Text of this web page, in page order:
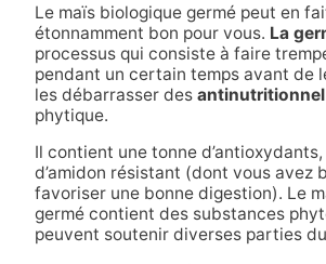
Le maïs biologique germé peut en
étonnamment bon pour vous. La
processus qui consiste à faire
pendant un certain temps avant de
les débarrasser des antinutritionnel
phytique.
Il contient une tonne
d’amidon résistant (dont vous avez
favoriser une bonne digestion). Le
germé contient des substances
peuvent soutenir diverses parties